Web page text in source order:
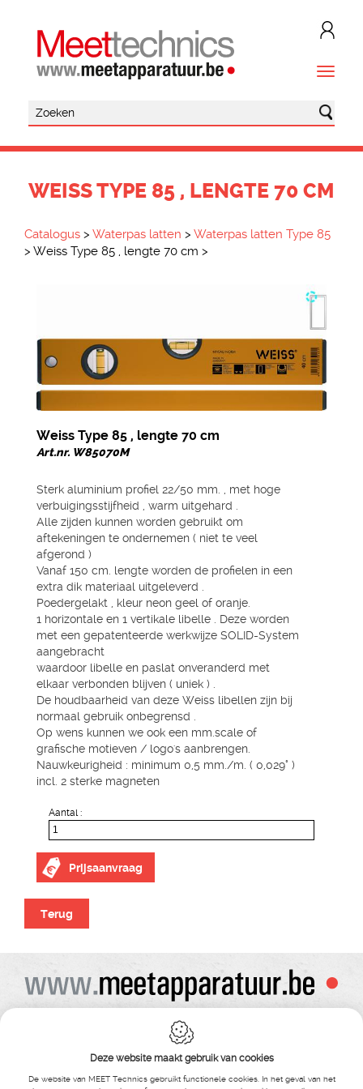
WEISS TYPE 85 , LENGTE 70 CM
Catalogus > Waterpas latten > Waterpas latten Type 85
> Weiss Type 85 , lengte 70 cm >
Weiss Type 85 , lengte 70 cm
Art.nr. W85070M
Sterk aluminium profiel 22/50 mm. , met hoge
verbuigingsstijfheid , warm uitgehard .
Alle zijden kunnen worden gebruikt om
aftekeningen te ondernemen ( niet te veel
afgerond )
Vanaf 150 cm. lengte worden de profielen in een
extra dik materiaal uitgeleverd .
Poedergelakt , kleur neon geel of oranje.
1 horizontale en 1 vertikale libelle . Deze worden
met een gepatenteerde werkwijze SOLID-System
aangebracht
waardoor libelle en paslat onveranderd met
elkaar verbonden blijven ( uniek ) .
De houdbaarheid van deze Weiss libellen zijn bij
normaal gebruik onbegrensd .
Op wens kunnen we ook een mm.scale of
grafische motieven / logo's aanbrengen.
Nauwkeurigheid : minimum 0,5 mm./m. ( 0,029° )
incl. 2 sterke magneten
Aantal :
Prijsaanvraag
Terug
Alle prijzen zijn onder voorbehoud van wijziging
Bij bestelling ontvangt u vooraf de levering steeds een orderbevestiging
Copyright© alle rechten voorbehouden , gehele of gedeeldelijke overname van
tekst ,foto’s , video’s , verveelvoudiging op welke wijze dan ook , is niet toegestaan
Technics
Deze website maakt gebruik van cookies
De website van MEET Technics gebruikt functionele cookies. In het geval van het